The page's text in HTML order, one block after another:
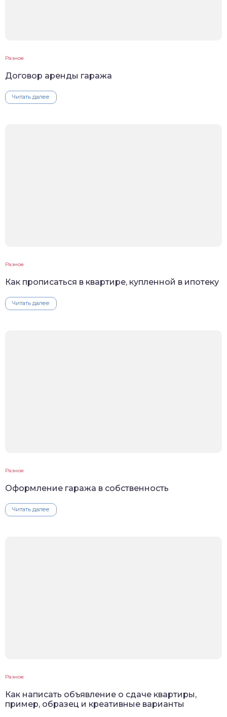
Разное
Договор аренды гаража
Читать далее
Разное
Как прописаться в квартире, купленной в ипотеку
Читать далее
Разное
Оформление гаража в собственность
Читать далее
Разное
Как написать объявление о сдаче квартиры,
пример, образец и креативные варианты